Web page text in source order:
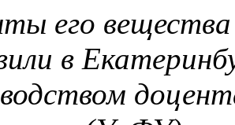
его
в